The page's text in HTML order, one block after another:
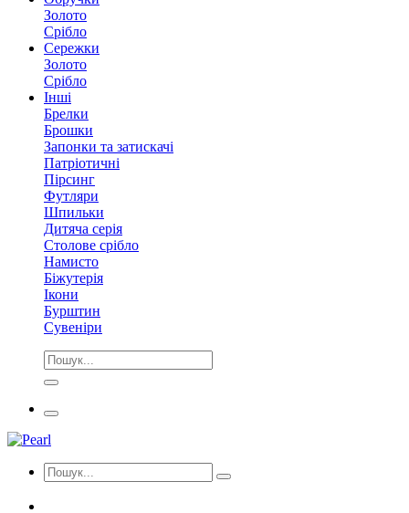
Золото
Срібло
Сережки
Золото
Срібло
Інші
Брелки
Брошки
Запонки та затискачі
Патріотичні
Пірсинг
Футляри
Шпильки
Дитяча серія
Столове срібло
Намисто
Біжутерія
Ікони
Бурштин
Сувеніри